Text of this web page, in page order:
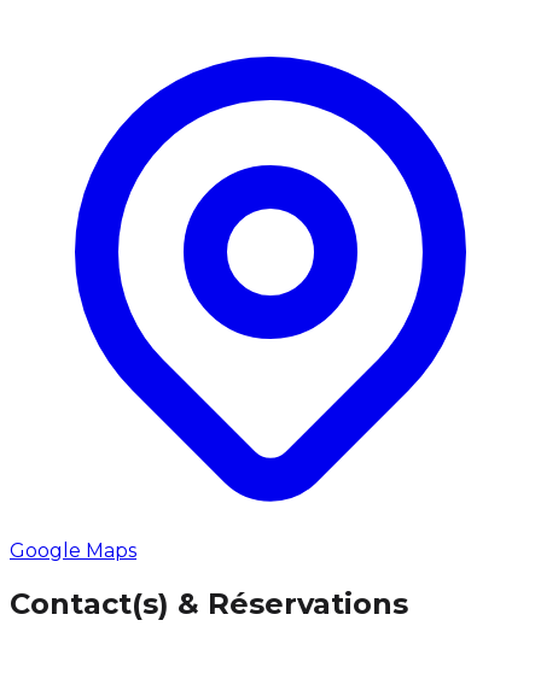
Google Maps
Contact(s) & Réservations